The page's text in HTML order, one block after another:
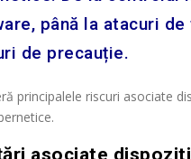
până la atacuri
de precauție.
principalele riscuri asociate
asociate